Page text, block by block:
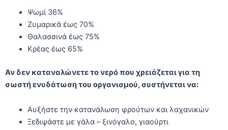
Ψωμί 36%
Ζυμαρικά έως 70%
Θαλασσινά έως 75%
Κρέας έως 65%
Αν δεν καταναλώνετε το νερό που χρειάζεται για τη
σωστή ενυδάτωση του οργανισμού, συστήνεται να:
Αυξήστε την κατανάλωση φρούτων και λαχανικών
Ξεδιψάστε με γάλα – ξινόγαλο, γιαούρτι